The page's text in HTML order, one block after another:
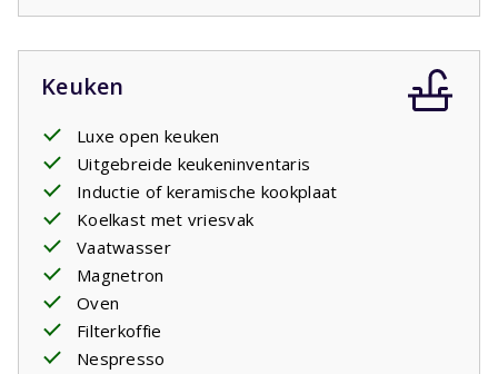
Keuken
Luxe open keuken
Uitgebreide keukeninventaris
Inductie of keramische kookplaat
Koelkast met vriesvak
Vaatwasser
Magnetron
Oven
Filterkoffie
Nespresso